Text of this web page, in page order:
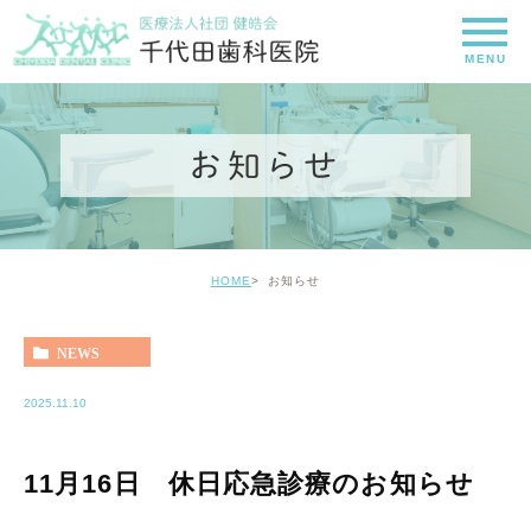
お知らせ
HOME お知らせ
NEWS
2025.11.10
11月16日 休日応急診療のお知らせ